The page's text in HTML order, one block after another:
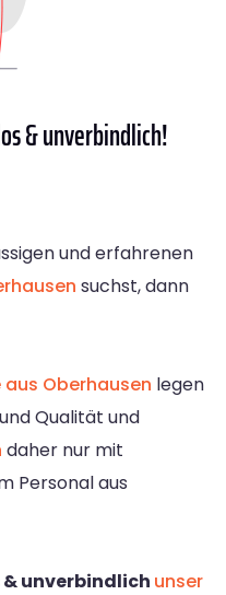
& unverbindlich!
und erfahrenen
suchst, dann
Oberhausen legen
Qualität und
daher nur mit
Personal aus
unverbindlich unser